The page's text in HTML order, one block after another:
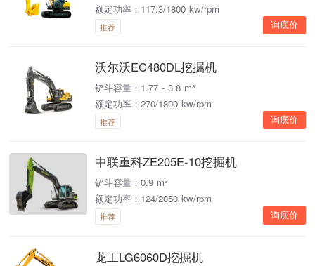
额定功率：117.3/1800 kw/rpm
推荐 询底价
沃尔沃EC480DL挖掘机
铲斗容量：1.77 - 3.8 m³
额定功率：270/1800 kw/rpm
推荐 询底价
中联重科ZE205E-10挖掘机
铲斗容量：0.9 m³
额定功率：124/2050 kw/rpm
推荐 询底价
龙工LG6060D挖掘机